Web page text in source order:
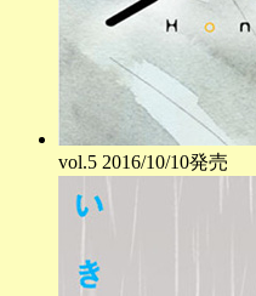
vol.5 2016/10/10発売